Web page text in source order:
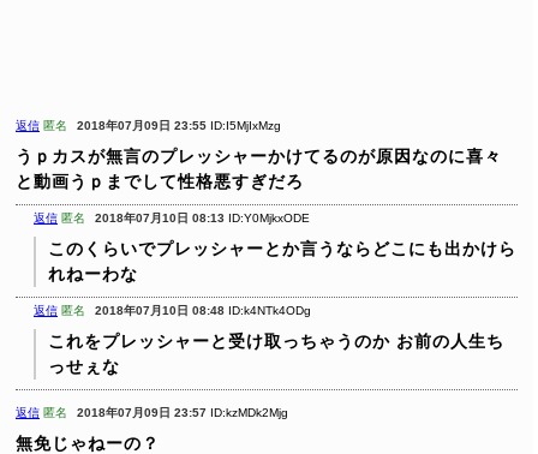
返信 匿名 2018年07月09日 23:55 ID:I5MjIxMzg
うｐカスが無言のプレッシャーかけてるのが原因なのに喜々
と動画うｐまでして性格悪すぎだろ
返信 匿名 2018年07月10日 08:13 ID:Y0MjkxODE
このくらいでプレッシャーとか言うならどこにも出かけら
れねーわな
返信 匿名 2018年07月10日 08:48 ID:k4NTk4ODg
これをプレッシャーと受け取っちゃうのか お前の人生ち
っせぇな
返信 匿名 2018年07月09日 23:57 ID:kzMDk2Mjg
無免じゃねーの？